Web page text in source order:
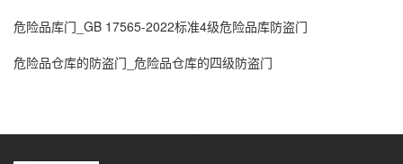
危险品库门_GB 17565-2022标准4级危险品库防盗门
危险品仓库的防盗门_危险品仓库的四级防盗门